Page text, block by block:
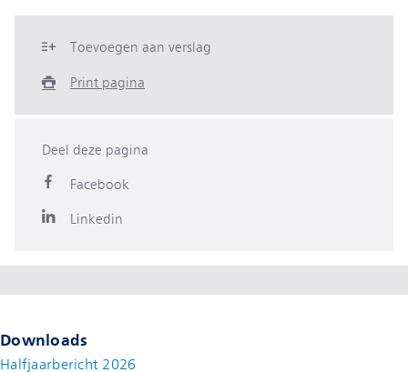
Toevoegen aan verslag
Print pagina
Deel deze pagina
Facebook
Linkedin
Downloads
Halfjaarbericht 2026